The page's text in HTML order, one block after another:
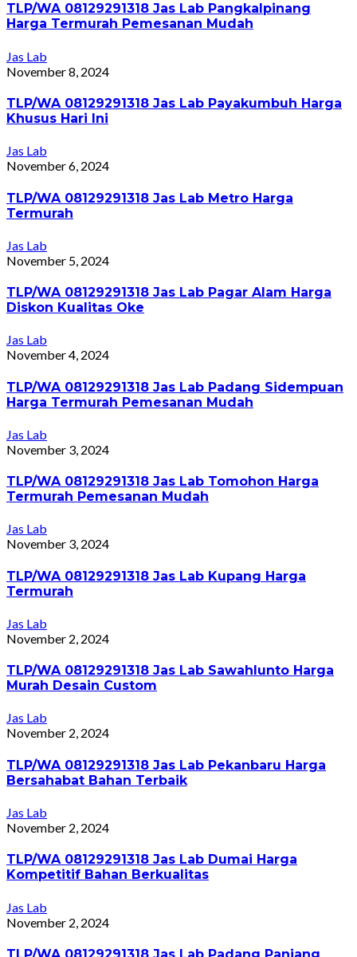
TLP/WA 08129291318 Jas Lab Pangkalpinang
Harga Termurah Pemesanan Mudah
Jas Lab
November 8, 2024
TLP/WA 08129291318 Jas Lab Payakumbuh Harga
Khusus Hari Ini
Jas Lab
November 6, 2024
TLP/WA 08129291318 Jas Lab Metro Harga
Termurah
Jas Lab
November 5, 2024
TLP/WA 08129291318 Jas Lab Pagar Alam Harga
Diskon Kualitas Oke
Jas Lab
November 4, 2024
TLP/WA 08129291318 Jas Lab Padang Sidempuan
Harga Termurah Pemesanan Mudah
Jas Lab
November 3, 2024
TLP/WA 08129291318 Jas Lab Tomohon Harga
Termurah Pemesanan Mudah
Jas Lab
November 3, 2024
TLP/WA 08129291318 Jas Lab Kupang Harga
Termurah
Jas Lab
November 2, 2024
TLP/WA 08129291318 Jas Lab Sawahlunto Harga
Murah Desain Custom
Jas Lab
November 2, 2024
TLP/WA 08129291318 Jas Lab Pekanbaru Harga
Bersahabat Bahan Terbaik
Jas Lab
November 2, 2024
TLP/WA 08129291318 Jas Lab Dumai Harga
Kompetitif Bahan Berkualitas
Jas Lab
November 2, 2024